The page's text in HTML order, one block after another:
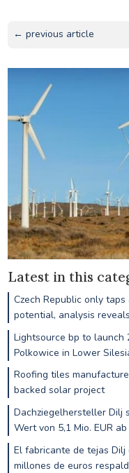
← previous article
Latest in this
Czech Republic only
potential, analysis reveals
Lightsource bp to launch
Polkowice in Lower
Roofing tiles
backed solar project
Dachziegelhersteller Dilj
Wert von 5,1 Mio. EUR ab
El fabricante de tejas
millones de euros